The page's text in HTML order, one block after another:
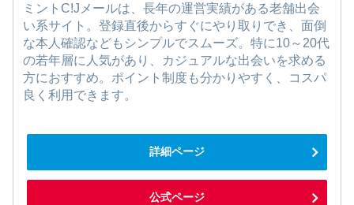
ミントC!Jメールは、長年の運営実績がある老舗出会
い系サイト。登録直後からすぐにやり取りでき、面倒
な本人確認などもシンプルでスムーズ。特に10～20代
の若年層に人気があり、カジュアルな出会いを求める
方におすすめ。ポイント制度も分かりやすく、コスパ
良く利用できます。
詳細ページ
公式ページ